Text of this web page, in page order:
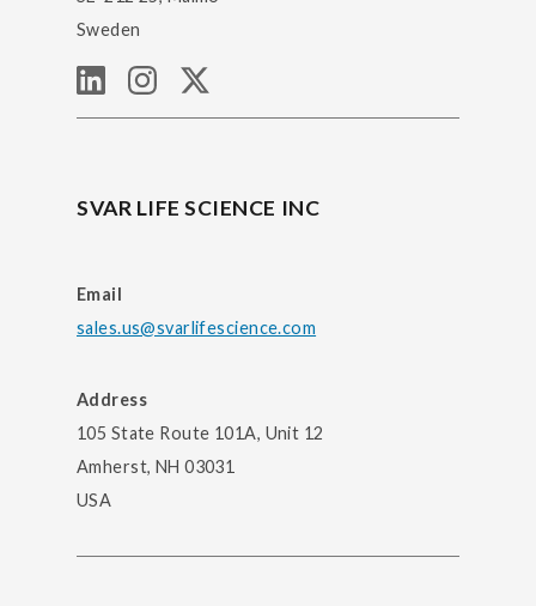
Sweden
SVAR LIFE SCIENCE INC
Email
sales.us@svarlifescience.com
Address
105 State Route 101A, Unit 12
Amherst, NH 03031
USA